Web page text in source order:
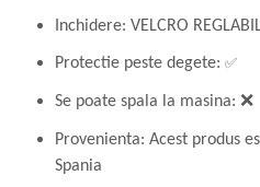
Inchidere: VELCRO
Protectie peste degete: ✅
Se poate spala la masina: ❌
Provenienta: Acest produs
Spania